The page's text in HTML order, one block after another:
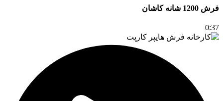
فرش 1200 شانه کاشان
0:37